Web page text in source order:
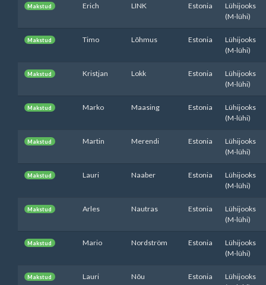
Makstud Erich LINK Estonia
Lühijooks
(M-lühi)
Makstud Timo Lõhmus Estonia
Lühijooks
(M-lühi)
Makstud Kristjan Lokk Estonia
Lühijooks
(M-lühi)
Makstud Marko Maasing Estonia
Lühijooks
(M-lühi)
Makstud Martin Merendi Estonia
Lühijooks
(M-lühi)
Makstud Lauri Naaber Estonia
Lühijooks
(M-lühi)
Makstud Arles Nautras Estonia
Lühijooks
(M-lühi)
Makstud Mario Nordström Estonia
Lühijooks
(M-lühi)
Makstud Lauri Nõu Estonia
Lühijooks